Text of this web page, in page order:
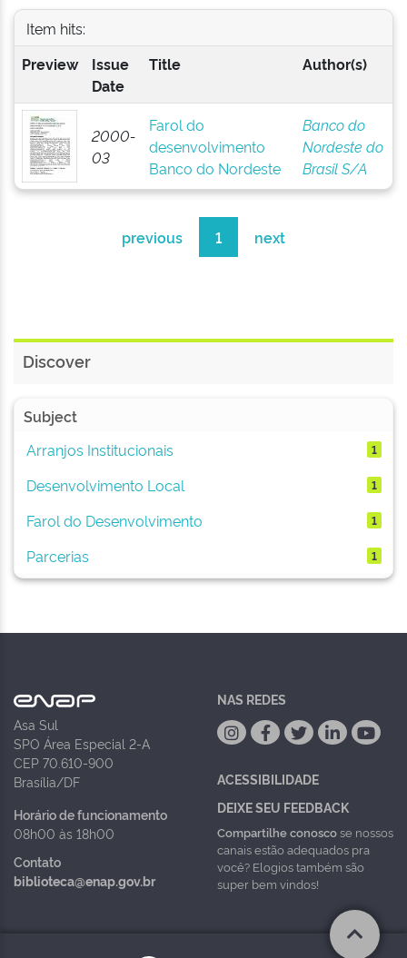
Item hits:
Preview
Issue
Date
Title Author(s)
2000-
03
Farol do
desenvolvimento
Banco do Nordeste
Banco do
Nordeste do
Brasil S/A
previous 1 next
Discover
Subject
Arranjos Institucionais
1
Desenvolvimento Local 1
Farol do Desenvolvimento 1
Parcerias 1
Asa Sul
SPO Área Especial 2-A
CEP 70.610-900
Brasília/DF
Horário de funcionamento
08h00 às 18h00
Contato
biblioteca@enap.gov.br
NAS REDES
ACESSIBILIDADE
DEIXE SEU FEEDBACK
Compartilhe conoscose nossos
canais estão adequados pra
você? Elogios também são
super bem vindos!